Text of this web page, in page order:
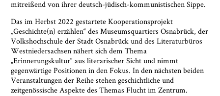
mitreißend von ihrer deutsch-jüdisch-kommunistischen Sippe.
Das im Herbst 2022 gestartete Kooperationsprojekt
„Geschichte(n) erzählen“ des Museumsquartiers Osnabrück, der
Volkshochschule der Stadt Osnabrück und des Literaturbüros
Westniedersachsen nähert sich dem Thema
„Erinnerungskultur“ aus literarischer Sicht und nimmt
gegenwärtige Positionen in den Fokus. In den nächsten beiden
Veranstaltungen der Reihe stehen geschichtliche und
zeitgenössische Aspekte des Themas Flucht im Zentrum.